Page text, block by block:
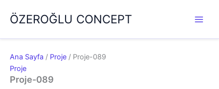
atlaÖZEROĞLU CONCEPT
Ana Sayfa / Proje / Proje-089
Proje
Proje-089